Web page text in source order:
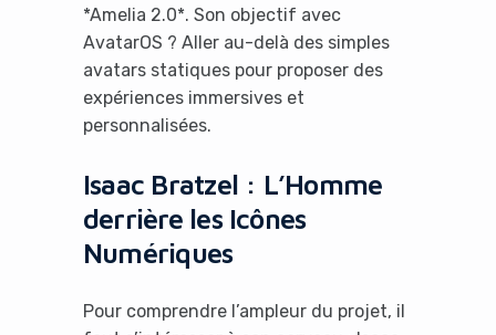
*Amelia 2.0*. Son objectif avec
AvatarOS ? Aller au-delà des simples
avatars statiques pour proposer des
expériences immersives et
personnalisées.
Isaac Bratzel : L’Homme
derrière les Icônes
Numériques
Pour comprendre l’ampleur du projet, il